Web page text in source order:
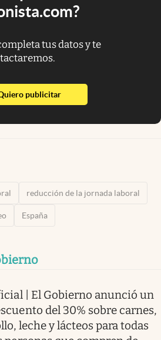
tus datos y te
publicitarabre en nueva pestaña
reducción de la jornada laboral
España
| El Gobierno anunció un
del 30% sobre carnes,
leche y lácteos para todas